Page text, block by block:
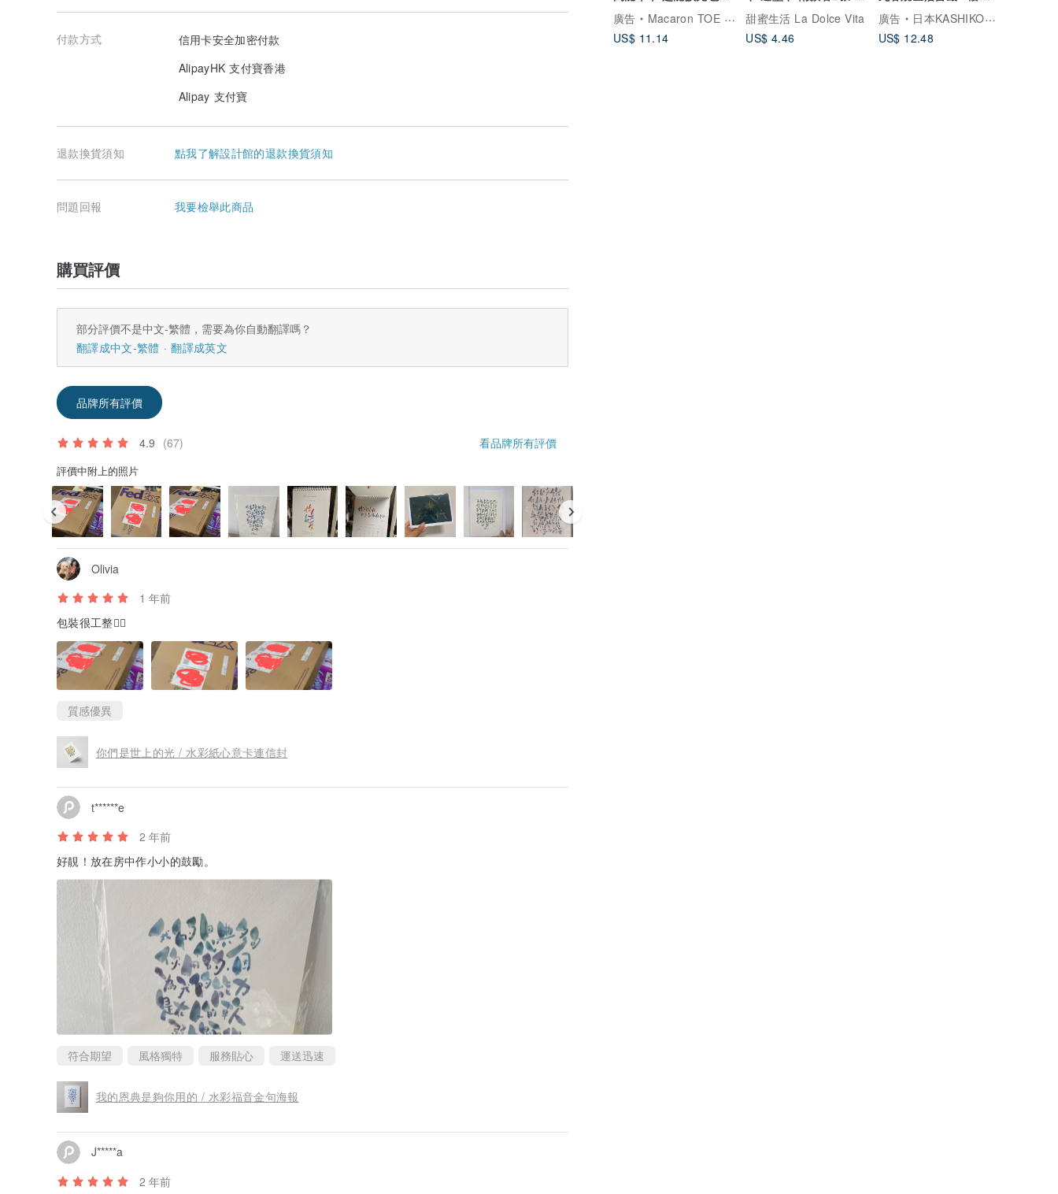
【網格筆記內頁】
廣告
Macaron TOE 馬卡龍腳趾
US$ 11.14
組4張
甜蜜生活 La Dolce Vita
US$ 4.46
柴田有希佳繪
廣告
日本KASHIKO金澤九谷燒設計文具
US$ 12.48
付款方式
信用卡安全加密付款
AlipayHK 支付寶香港
Alipay 支付寶
退款換貨須知 點我了解設計館的退款換貨須知
問題回報 我要檢舉此商品
購買評價
部分評價不是中文-繁體，需要為你自動翻譯嗎？
翻譯成中文-繁體
翻譯成英文
品牌所有評價
4.9 (67) 看品牌所有評價
評價中附上的照片
Olivia
1 年前
包裝很工整👍🏾
質感優異
你們是世上的光 / 水彩紙心意卡連信封
t******e
2 年前
好靚！放在房中作小小的鼓勵。
符合期望 風格獨特 服務貼心 運送迅速
我的恩典是夠你用的 / 水彩福音金句海報
J*****a
2 年前